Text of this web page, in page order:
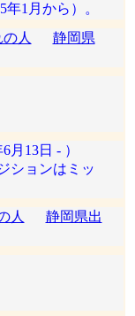
1月から）。
人
静岡県
13日 - ）
ションはミッ
人
静岡県出